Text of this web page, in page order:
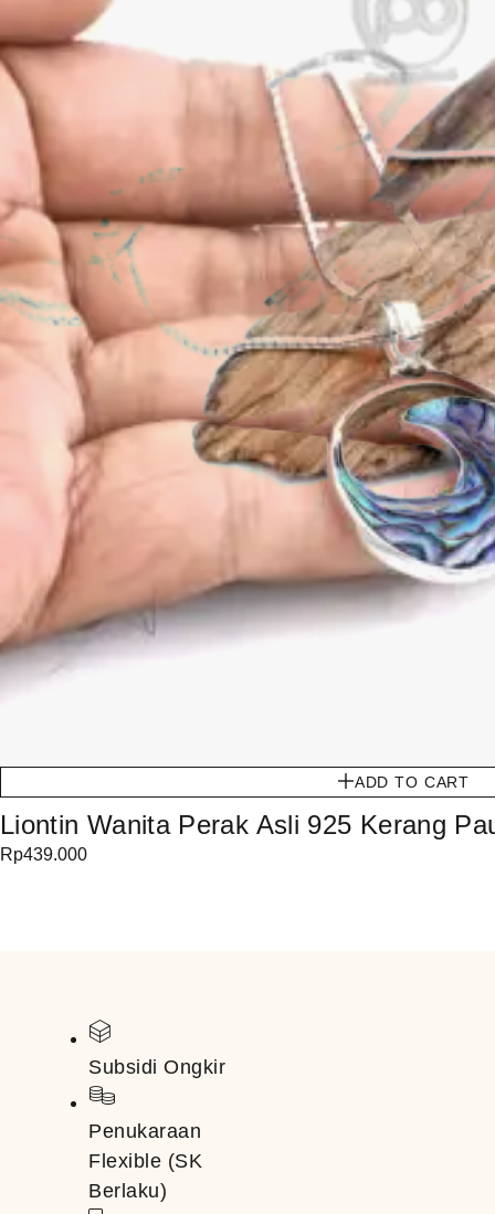
ADD TO CART
Liontin Wanita Perak Asli 925 Kerang
Rp439.000
Subsidi Ongkir
Penukaraan
Flexible (SK
Berlaku)